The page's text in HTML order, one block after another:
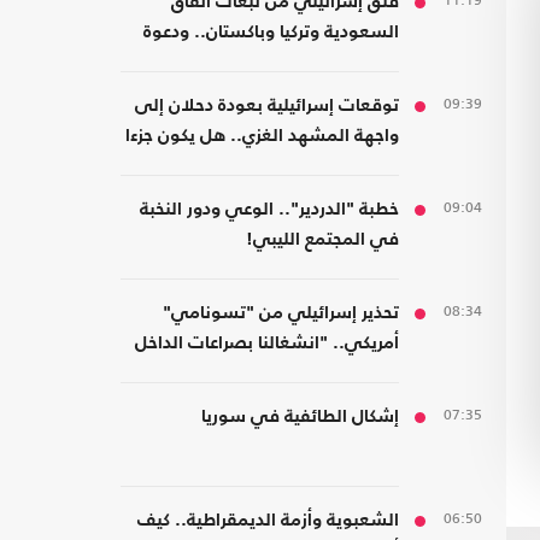
السعودية وتركيا وباكستان.. ودعوة
09:39
توقعات إسرائيلية بعودة دحلان إلى
واجهة المشهد الغزي.. هل يكون جزءا
09:04
خطبة "الدردير".. الوعي ودور النخبة
في المجتمع الليبي!
08:34
تحذير إسرائيلي من "تسونامي"
أمريكي.. "انشغالنا بصراعات الداخل
07:35 إشكال الطائفية في سوريا
06:50 الشعبوية وأزمة الديمقراطية.. كيف